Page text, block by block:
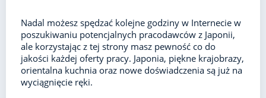
Nadal możesz spędzać kolejne godziny w Internecie w
poszukiwaniu potencjalnych pracodawców z Japonii,
ale korzystając z tej strony masz pewność co do
jakości każdej oferty pracy. Japonia, piękne krajobrazy,
orientalna kuchnia oraz nowe doświadczenia są już na
wyciągnięcie ręki.